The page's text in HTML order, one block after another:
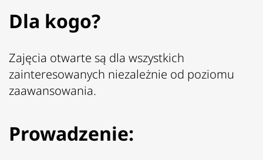
Dla kogo?
Zajęcia otwarte są dla wszystkich
zainteresowanych niezależnie od poziomu
zaawansowania.
Prowadzenie: